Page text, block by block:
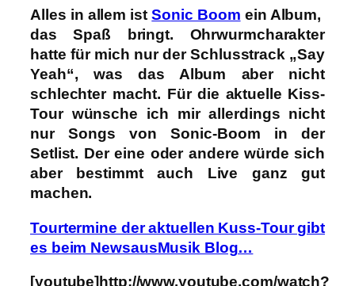
Alles in allem istSonic Boom ein Album,
das Spaß bringt. Ohrwurmcharakter
hatte für mich nur der Schlusstrack „Say
Yeah“, was das Album aber nicht
schlechter macht. Für die aktuelle Kiss-
Tour wünsche ich mir allerdings nicht
nur Songs von Sonic-Boom in der
Setlist. Der eine oder andere würde sich
aber bestimmt auch Live ganz gut
machen.
Tourtermine der aktuellen Kuss-Tour gibt
es beim NewsausMusik Blog…
[youtube]http://www.youtube.com/watch?